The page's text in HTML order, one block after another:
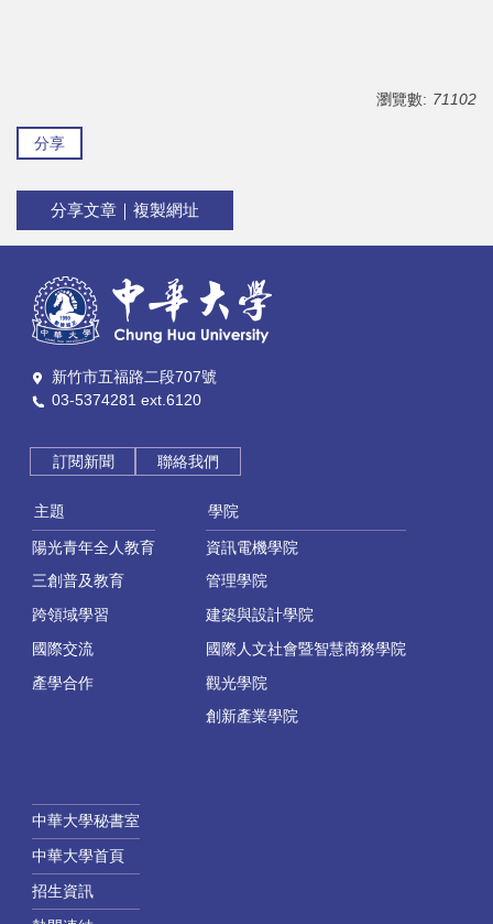
瀏覽數: 71102
分享
分享文章｜複製網址
新竹市五福路二段707號
03-5374281 ext.6120
訂閱新聞 聯絡我們
主題
陽光青年全人教育
三創普及教育
跨領域學習
國際交流
產學合作
學院
資訊電機學院
管理學院
建築與設計學院
國際人文社會暨智慧商務學院
觀光學院
創新產業學院
中華大學秘書室
中華大學首頁
招生資訊